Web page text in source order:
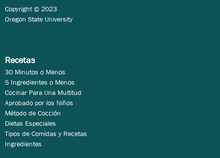
Copyright © 2023
Oregon State University
Recetas
30 Minutos o Menos
5 Ingredientes o Menos
Cocinar Para Una Multitud
Aprobado por los Niños
Método de Cocción
Dietas Especiales
Tipos de Comidas y Recetas
Ingredientes